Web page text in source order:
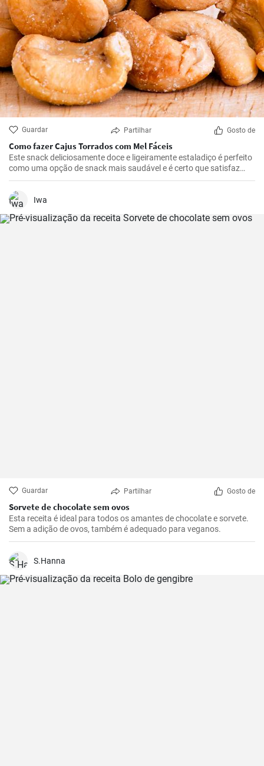
Guardar Partilhar Gosto de
Como fazer Cajus Torrados com Mel Fáceis
Este snack deliciosamente doce e ligeiramente estaladiço é perfeito
como uma opção de snack mais saudável e é certo que satisfaz
quem gosta de doces.
Iwa
Guardar Partilhar Gosto de
Sorvete de chocolate sem ovos
Esta receita é ideal para todos os amantes de chocolate e sorvete.
Sem a adição de ovos, também é adequado para veganos.
S.Hanna